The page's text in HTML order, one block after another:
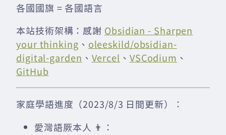
各國國旗 = 各國語言
本站技術架構：感謝 Obsidian - Sharpen
your thinking 、 oleeskild/obsidian-
digital-garden 、 Vercel 、 VSCodium 、
GitHub
家庭學語進度（2023/8/3 日間更新）：
愛灣語厥本人 👨：